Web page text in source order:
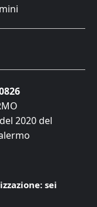
2020 del
sei